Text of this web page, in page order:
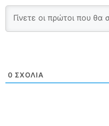
0 ΣΧΌΛΙΑ